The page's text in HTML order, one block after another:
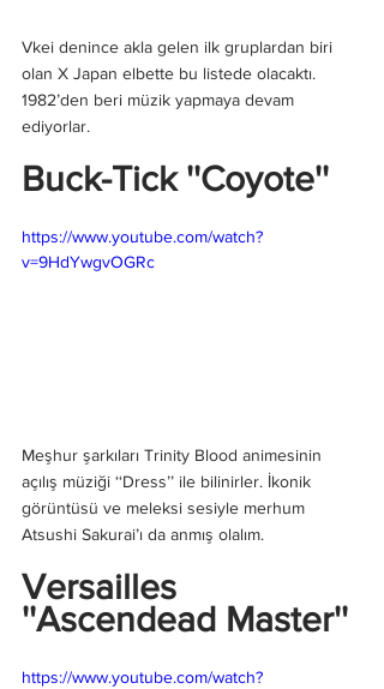
Vkei denince akla gelen ilk gruplardan biri
olan X Japan elbette bu listede olacaktı.
1982’den beri müzik yapmaya devam
ediyorlar.
Buck-Tick ''Coyote''
https://www.youtube.com/watch?
v=9HdYwgvOGRc
Meşhur şarkıları Trinity Blood animesinin
açılış müziği ‘‘Dress’’ ile bilinirler. İkonik
görüntüsü ve meleksi sesiyle merhum
Atsushi Sakurai’ı da anmış olalım.
Versailles
''Ascendead Master''
https://www.youtube.com/watch?